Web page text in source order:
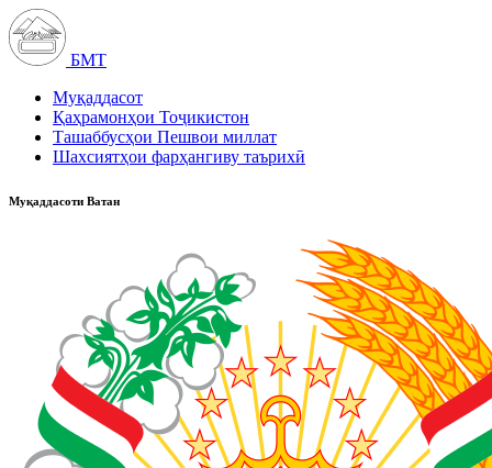
БМТ
Муқаддасот
Қаҳрамонҳои Тоҷикистон
Ташаббусҳои Пешвои миллат
Шахсиятҳои фарҳангиву таърихӣ
Муқаддасоти Ватан